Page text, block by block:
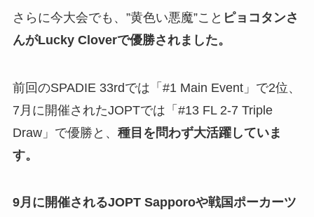
さらに今大会でも、”黄色い悪魔”こと ピョコタンさ
んがLucky Cloverで優勝されました。
前回のSPADIE 33rdでは「#1 Main Event」で2位、
7月に開催されたJOPTでは「#13 FL 2-7 Triple
Draw」で優勝と、 種目を問わず大活躍していま
す。
9月に開催されるJOPT Sapporoや戦国ポーカーツ